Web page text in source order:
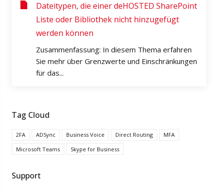
Tag Cloud
2FA ADSync Business Voice Direct Routing
MFA
Microsoft Teams
Skype for Business
Support
Dateitypen, die einer deHOSTED SharePoint
Liste oder Bibliothek nicht hinzugefügt
werden können
Zusammenfassung: In diesem Thema erfahren
Sie mehr über Grenzwerte und Einschränkungen
für das...